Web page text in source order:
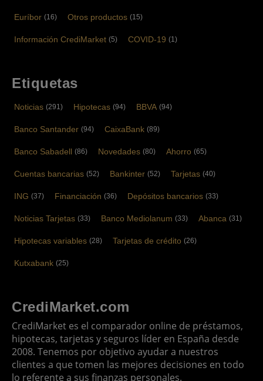
Euríbor (16) Otros productos (15)
Información CrediMarket (5) COVID-19 (1)
Etiquetas
Noticias (291) Hipotecas (94) BBVA (94)
Banco Santander (94) CaixaBank (89)
Banco Sabadell (86) Novedades (80) Ahorro (65)
Cuentas bancarias (52) Bankinter (52) Tarjetas (40)
ING (37) Financiación (36) Depósitos bancarios (33)
Noticias Tarjetas (33) Banco Mediolanum (33) Abanca (31)
Hipotecas variables (28) Tarjetas de crédito (26)
Kutxabank (25)
CrediMarket.com
CrediMarket es el comparador online de préstamos,
hipotecas, tarjetas y seguros líder en España desde
2008. Tenemos por objetivo ayudar a nuestros
clientes a que tomen las mejores decisiones en todo
lo referente a sus finanzas personales.